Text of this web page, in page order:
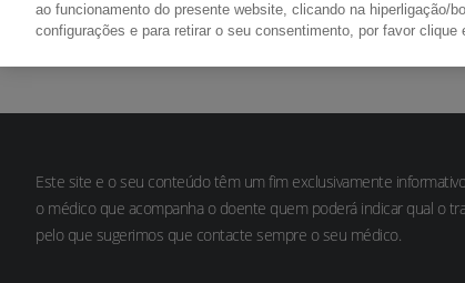
Este site e o seu conteúdo têm um fim exclusivamente
o médico que acompanha o doente quem poderá indicar qual o
pelo que sugerimos que contacte sempre o seu médico.
ao funcionamento do presente website, clicando na hiperligação/
configurações e para retirar o seu consentimento, por favor clique